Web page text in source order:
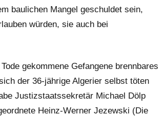
baulichen Mangel geschuldet sein,
würden, sie auch bei
gekommene Gefangene brennbares
der 36-jährige Algerier selbst töten
Justizstaatssekretär Michael Dölp
Heinz-Werner Jezewski (Die